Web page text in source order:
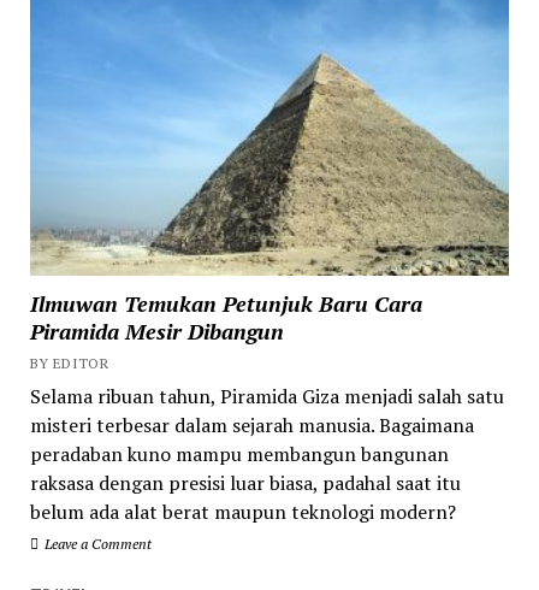
Ilmuwan Temukan Petunjuk Baru Cara
Piramida Mesir Dibangun
BY EDITOR
Selama ribuan tahun, Piramida Giza menjadi salah satu
misteri terbesar dalam sejarah manusia. Bagaimana
peradaban kuno mampu membangun bangunan
raksasa dengan presisi luar biasa, padahal saat itu
belum ada alat berat maupun teknologi modern?
Leave a Comment